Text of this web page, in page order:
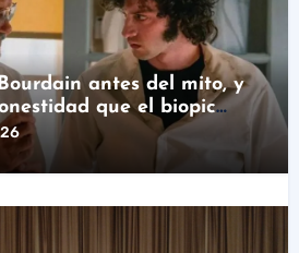
antes del mito, y
que el biopic